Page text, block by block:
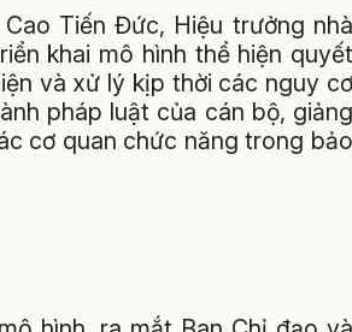
Tiến Đức, Hiệu trưởng nhà
khai mô hình thể hiện quyết
và xử lý kịp thời các nguy cơ
pháp luật của cán bộ, giảng
cơ quan chức năng trong bảo